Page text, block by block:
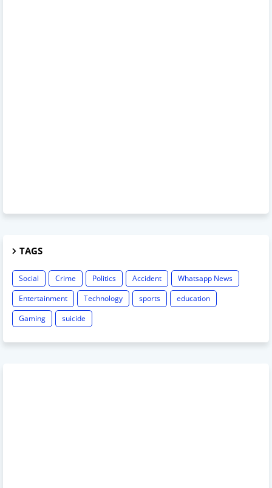
TAGS
Social Crime Politics Accident
Whatsapp News
Entertainment
Technology sports
education
Gaming
suicide